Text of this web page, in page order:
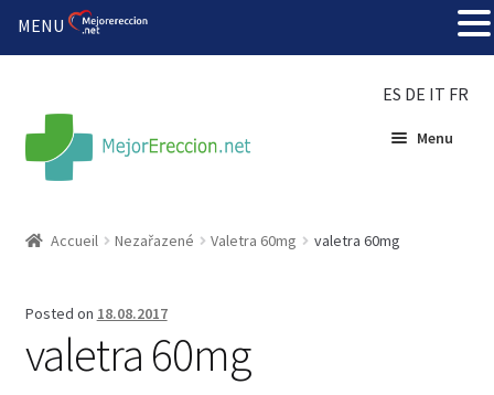
ES DE IT FR
Menu
Organiser une fête
Accueil Nezařazené Valetra 60mg valetra 60mg
Posted on 18.08.2017
valetra 60mg
MENU